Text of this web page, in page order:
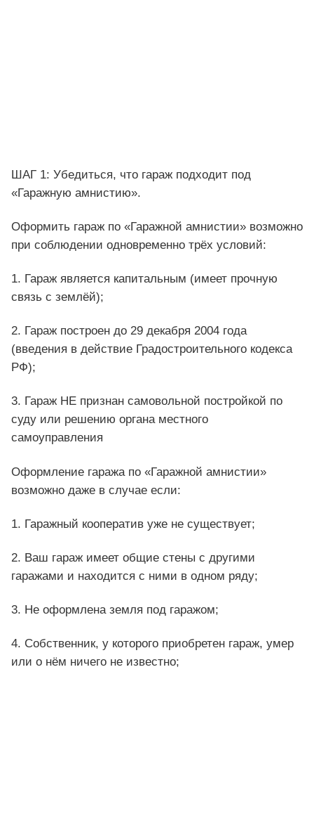
ШАГ 1: Убедиться, что гараж подходит под
«Гаражную амнистию».
Оформить гараж по «Гаражной амнистии» возможно
при соблюдении одновременно трёх условий:
1. Гараж является капитальным (имеет прочную
связь с землёй);
2. Гараж построен до 29 декабря 2004 года
(введения в действие Градостроительного кодекса
РФ);
3. Гараж НЕ признан самовольной постройкой по
суду или решению органа местного
самоуправления
Оформление гаража по «Гаражной амнистии»
возможно даже в случае если:
1. Гаражный кооператив уже не существует;
2. Ваш гараж имеет общие стены с другими
гаражами и находится с ними в одном ряду;
3. Не оформлена земля под гаражом;
4. Собственник, у которого приобретен гараж, умер
или о нём ничего не известно;